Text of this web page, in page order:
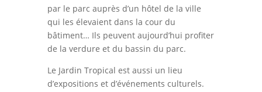
par le parc auprès d’un hôtel de la ville
qui les élevaient dans la cour du
bâtiment… Ils peuvent aujourd’hui profiter
de la verdure et du bassin du parc.
Le Jardin Tropical est aussi un lieu
d’expositions et d’événements culturels.